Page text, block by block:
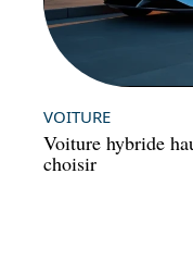
VOITURE
Voiture hybride
choisir